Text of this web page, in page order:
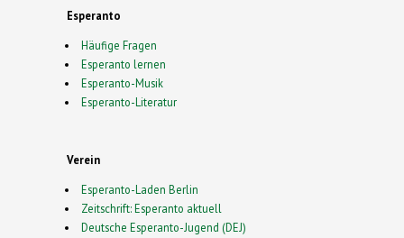
Esperanto
Häufige Fragen
Esperanto lernen
Esperanto-Musik
Esperanto-Literatur
Verein
Esperanto-Laden Berlin
Zeitschrift: Esperanto aktuell
Deutsche Esperanto-Jugend (DEJ)